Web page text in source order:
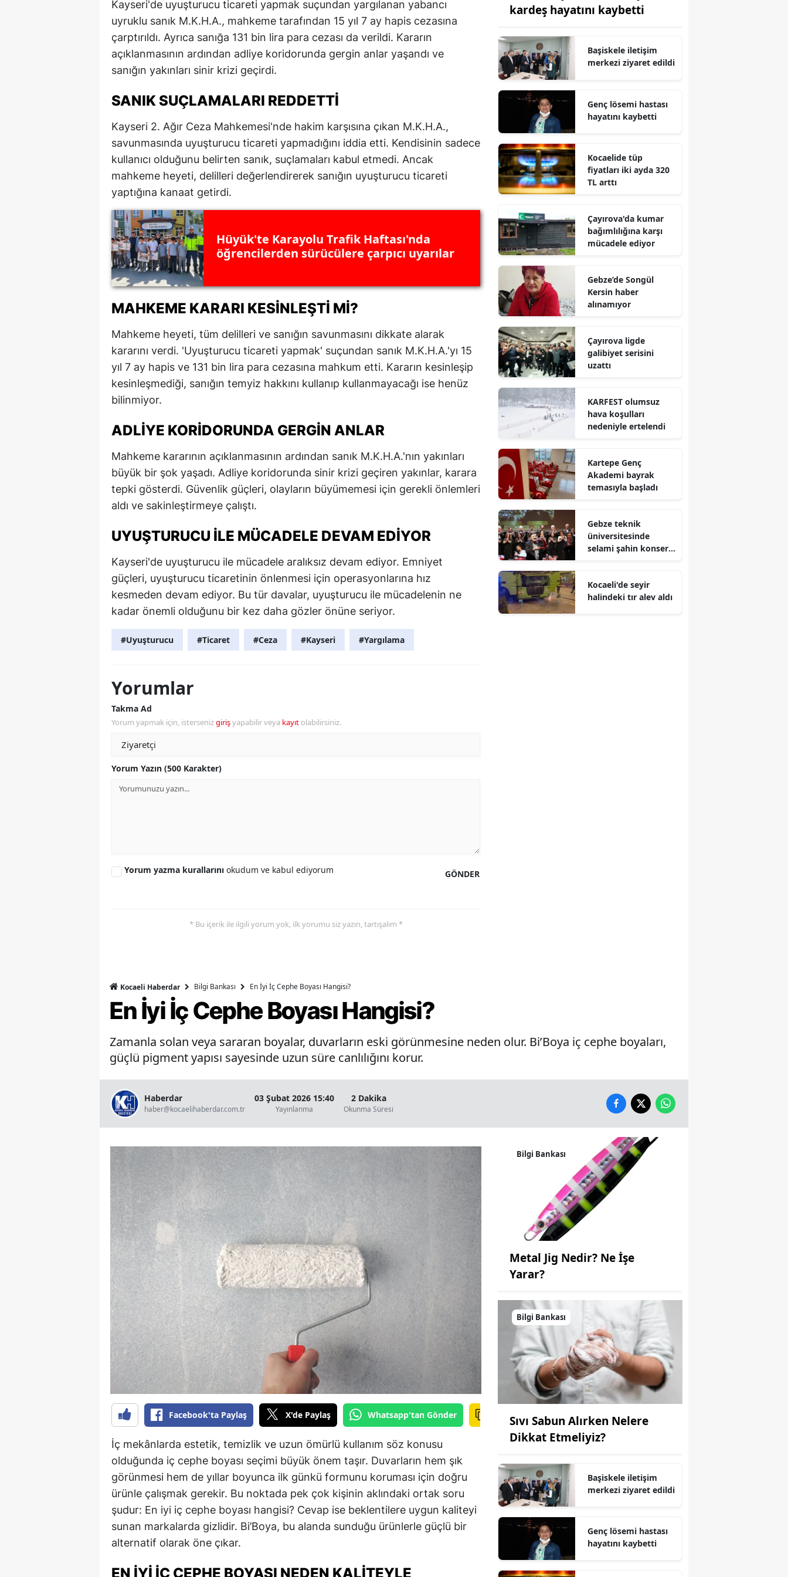
Edirne
Erzincan
Eskişehir
Giresun
Gümüşhane
Hatay
Mersin
İstanbul
Kars
Kayseri
Kırklareli
Kocaeli
Konya
Kütahya
Malatya
Kahramanmaraş
Van
Zonguldak
Bayburt
Karaman
Kırıkkale
Bartın
Iğdır
Yalova
Karabük
Kilis
Düzce
Kayseri'de uyuşturucu ticareti yapmak suçundan yargılanan yabancı
uyruklu sanık M.K.H.A., mahkeme tarafından 15 yıl 7 ay hapis cezasına
çarptırıldı. Ayrıca sanığa 131 bin lira para cezası da verildi. Kararın
açıklanmasının ardından adliye koridorunda gergin anlar yaşandı ve
sanığın yakınları sinir krizi geçirdi.
SANIK SUÇLAMALARI REDDETTI
Kayseri 2. Ağır Ceza Mahkemesi'nde hakim karşısına çıkan M.K.H.A.,
savunmasında uyuşturucu ticareti yapmadığını iddia etti. Kendisinin sadece
kullanıcı olduğunu belirten sanık, suçlamaları kabul etmedi. Ancak
mahkeme heyeti, delilleri değerlendirerek sanığın uyuşturucu ticareti
yaptığına kanaat getirdi.
Hüyük'te Karayolu Trafik Haftası'nda
öğrencilerden sürücülere çarpıcı uyarılar
MAHKEME KARARI KESINLEŞTI MI?
Mahkeme heyeti, tüm delilleri ve sanığın savunmasını dikkate alarak
kararını verdi. 'Uyuşturucu ticareti yapmak' suçundan sanık M.K.H.A.'yı 15
yıl 7 ay hapis ve 131 bin lira para cezasına mahkum etti. Kararın kesinleşip
kesinleşmediği, sanığın temyiz hakkını kullanıp kullanmayacağı ise henüz
bilinmiyor.
ADLIYE KORIDORUNDA GERGIN ANLAR
Mahkeme kararının açıklanmasının ardından sanık M.K.H.A.'nın yakınları
büyük bir şok yaşadı. Adliye koridorunda sinir krizi geçiren yakınlar, karara
tepki gösterdi. Güvenlik güçleri, olayların büyümemesi için gerekli önlemleri
aldı ve sakinleştirmeye çalıştı.
UYUŞTURUCU ILE MÜCADELE DEVAM EDIYOR
Kayseri'de uyuşturucu ile mücadele aralıksız devam ediyor. Emniyet
güçleri, uyuşturucu ticaretinin önlenmesi için operasyonlarına hız
kesmeden devam ediyor. Bu tür davalar, uyuşturucu ile mücadelenin ne
kadar önemli olduğunu bir kez daha gözler önüne seriyor.
#Uyuşturucu #Ticaret #Ceza #Kayseri #Yargılama
Yorumlar
Takma Ad
Yorum yapmak için, istersenizgirişyapabilir veya kayıt olabilirsiniz.
Yorum Yazın (500 Karakter)
GÖNDER
Yorum yazma kurallarını okudum ve kabul ediyorum
* Bu içerik ile ilgili yorum yok, ilk yorumu siz yazın, tartışalım *
kardeş hayatını kaybetti
Başiskele iletişim
merkezi ziyaret edildi
Genç lösemi hastası
hayatını kaybetti
Kocaelide tüp
fiyatları iki ayda 320
TL arttı
Çayırova'da kumar
bağımlılığına karşı
mücadele ediyor
Gebze’de Songül
Kersin haber
alınamıyor
Çayırova ligde
galibiyet serisini
uzattı
KARFEST olumsuz
hava koşulları
nedeniyle ertelendi
Kartepe Genç
Akademi bayrak
temasıyla başladı
Gebze teknik
üniversitesinde
selami şahin konseri
Kocaeli'de seyir
halindeki tır alev aldı
Kocaeli Haberdar Bilgi Bankası En İyi İç Cephe Boyası Hangisi?
En İyi İç Cephe Boyası Hangisi?
Zamanla solan veya sararan boyalar, duvarların eski görünmesine neden olur. Bi’Boya iç cephe boyaları,
güçlü pigment yapısı sayesinde uzun süre canlılığını korur.
Haberdar
haber@kocaelihaberdar.com.tr
03 Şubat 2026 15:40
Yayınlanma
2 Dakika
Okunma Süresi
Facebook'ta Paylaş X'de Paylaş Whatsapp'tan Gönder
İç mekânlarda estetik, temizlik ve uzun ömürlü kullanım söz konusu
olduğunda iç cephe boyası seçimi büyük önem taşır. Duvarların hem şık
görünmesi hem de yıllar boyunca ilk günkü formunu koruması için doğru
ürünle çalışmak gerekir. Bu noktada pek çok kişinin aklındaki ortak soru
şudur: En iyi iç cephe boyası hangisi? Cevap ise beklentilere uygun kaliteyi
sunan markalarda gizlidir. Bi’Boya, bu alanda sunduğu ürünlerle güçlü bir
alternatif olarak öne çıkar.
EN İYI İÇ CEPHE BOYASI NEDEN KALITEYLE
Bilgi Bankası
Metal Jig Nedir? Ne İşe
Yarar?
Bilgi Bankası
Sıvı Sabun Alırken Nelere
Dikkat Etmeliyiz?
Başiskele iletişim
merkezi ziyaret edildi
Genç lösemi hastası
hayatını kaybetti